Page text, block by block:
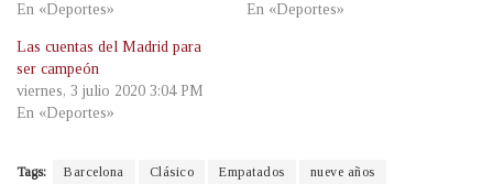
En «Deportes»
En «Deportes»
Las cuentas del Madrid para
ser campeón
viernes, 3 julio 2020 3:04 PM
En «Deportes»
Tags: Barcelona Clásico Empatados nueve años